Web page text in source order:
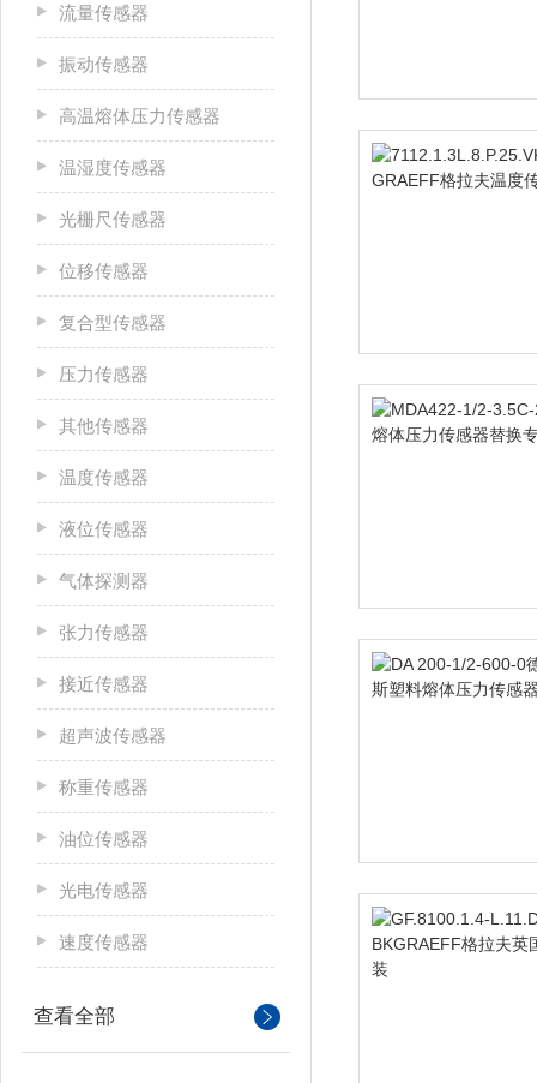
流量传感器
振动传感器
高温熔体压力传感器
温湿度传感器
光栅尺传感器
位移传感器
复合型传感器
压力传感器
其他传感器
温度传感器
液位传感器
气体探测器
张力传感器
接近传感器
超声波传感器
称重传感器
油位传感器
光电传感器
速度传感器
查看全部